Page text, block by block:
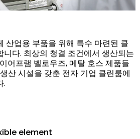
업용 부품을 위해 특수 마련된 클
니다. 최상의 청결 조건에서 생산되는
어프램 벨로우즈, 메탈 호스 제품들
산 시설을 갖춘 전자 기업 클린룸에
.
element